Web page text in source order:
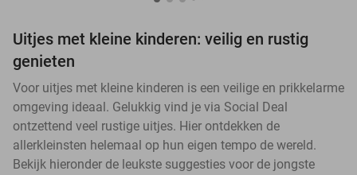
Uitjes met kleine kinderen: veilig en rustig
genieten
Voor uitjes met kleine kinderen is een veilige en prikkelarme
omgeving ideaal. Gelukkig vind je via Social Deal
ontzettend veel rustige uitjes. Hier ontdekken de
allerkleinsten helemaal op hun eigen tempo de wereld.
Bekijk hieronder de leukste suggesties voor de jongste